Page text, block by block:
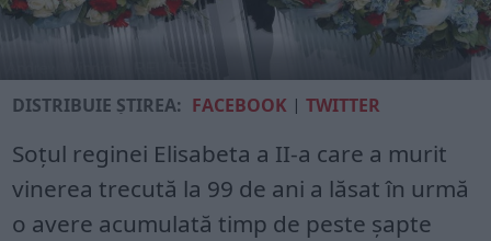
DISTRIBUIE ȘTIREA: FACEBOOK |TWITTER
Soţul reginei Elisabeta a II-a care a murit
vinerea trecută la 99 de ani a lăsat în urmă
o avere acumulată timp de peste şapte